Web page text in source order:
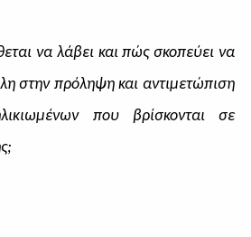
να λάβει και πώς σκοπεύει να
στην πρόληψη και αντιμετώπιση
που βρίσκονται σε